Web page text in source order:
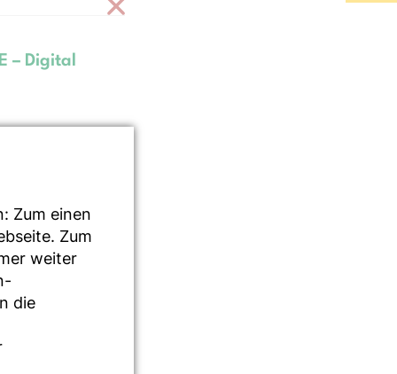
– Digital
Zum einen
Zum
weiter
die